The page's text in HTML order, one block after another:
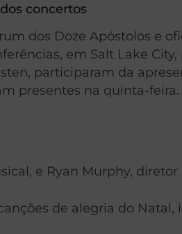
concertos
dos Doze Apóstolos e
em Salt Lake
participaram da
presentes na quinta-
e Ryan Murphy,
de alegria do Natal,